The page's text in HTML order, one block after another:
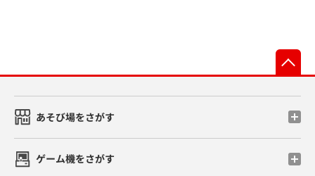
あそび場をさがす
ゲーム機をさがす